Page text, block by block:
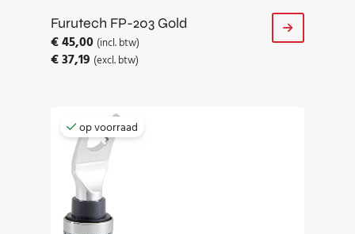
Furutech FP-203 Gold
€45,00 (incl. btw)
€37,19 (excl. btw)
op voorraad